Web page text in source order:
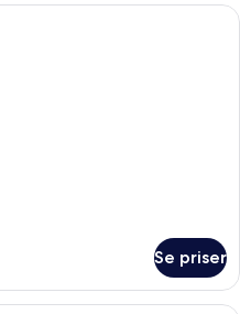
Dubbelrum - 2 enkelsängar |
Se priser